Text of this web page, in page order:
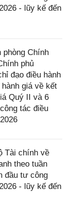
- lũy kế đến
phòng Chính
phủ
đạo điều hành
giá về kết
Quý II và 6
tác điều
Tài chính về
theo tuần
đầu tư công
- lũy kế đến